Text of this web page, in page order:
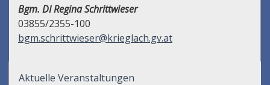
Bgm. DI Regina Schrittwieser
03855/2355-100
bgm.schrittwieser@krieglach.gv.at
Aktuelle Veranstaltungen